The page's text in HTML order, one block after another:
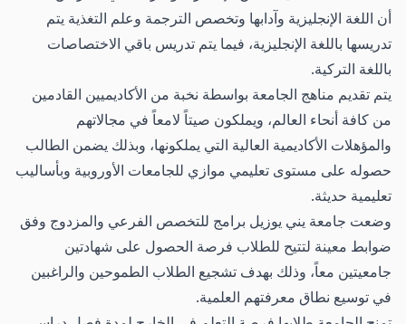
أن اللغة الإنجليزية وآدابها وتخصص الترجمة وعلم التغذية يتم
تدريسها باللغة الإنجليزية، فيما يتم تدريس باقي الاختصاصات
باللغة التركية.
يتم تقديم مناهج الجامعة بواسطة نخبة من الأكاديميين القادمين
من كافة أنحاء العالم، ويملكون صيتاً لامعاً في مجالاتهم
والمؤهلات الأكاديمية العالية التي يملكونها، وبذلك يضمن الطالب
حصوله على مستوى تعليمي موازي للجامعات الأوروبية وبأساليب
تعليمية حديثة.
وضعت جامعة يني يوزيل برامج للتخصص الفرعي والمزدوج وفق
ضوابط معينة لتتيح للطلاب فرصة الحصول على شهادتين
جامعيتين معاً، وذلك بهدف تشجيع الطلاب الطموحين والراغبين
في توسيع نطاق معرفتهم العلمية.